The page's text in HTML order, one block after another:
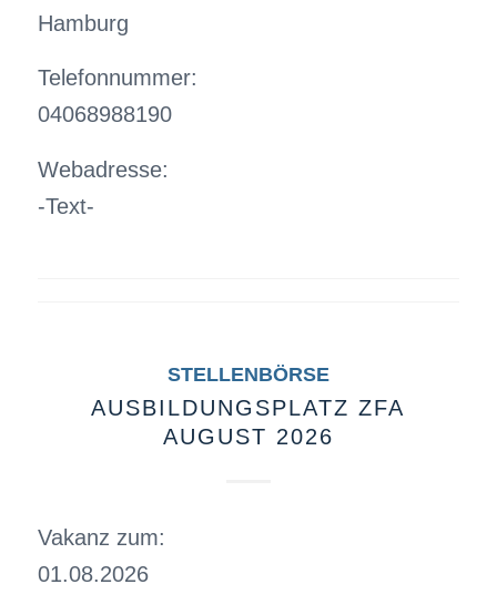
Hamburg
Telefonnummer:
04068988190
Webadresse:
-Text-
STELLENBÖRSE
AUSBILDUNGSPLATZ ZFA
AUGUST 2026
Vakanz zum:
01.08.2026